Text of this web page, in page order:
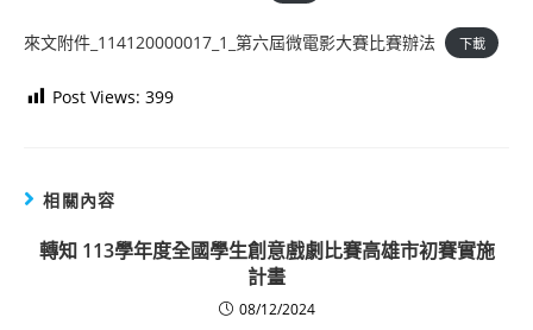
來文附件_114120000017_1_第六屆微電影大賽比賽辦法 下載
Post Views: 399
相關內容
轉知 113學年度全國學生創意戲劇比賽高雄市初賽實施
計畫
08/12/2024